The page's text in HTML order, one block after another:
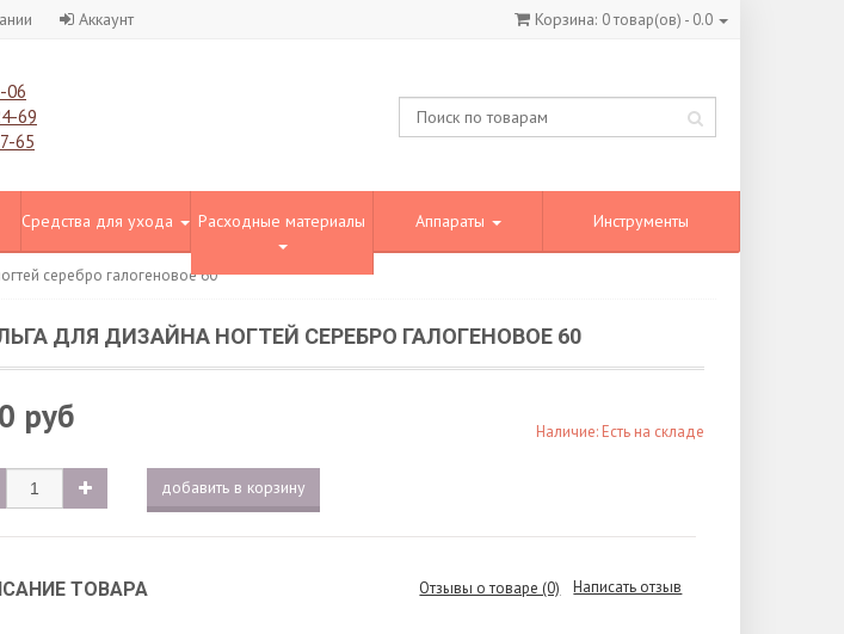
Корзина: 0товар(ов) - 0.0
Аккаунт
06
69
65
Средства для ухода Расходные материалы Аппараты Инструменты
серебро галогеновое 60
ДЛЯ ДИЗАЙНА НОГТЕЙ СЕРЕБРО ГАЛОГЕНОВОЕ 60
руб Наличие: Есть на складе
добавить в корзину
ТОВАРА Отзывы о товаре (0) Написать отзыв